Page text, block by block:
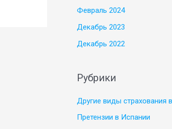
Февраль 2024
Декабрь 2023
Декабрь 2022
Рубрики
Другие виды страхования
Претензии в Испании